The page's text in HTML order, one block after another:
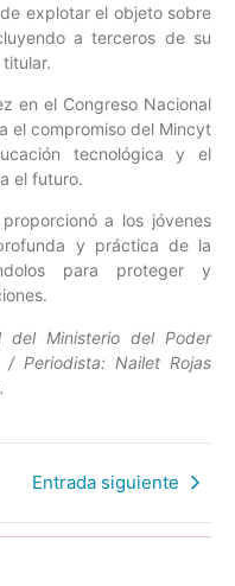
explotar el objeto sobre
a terceros de su
en el Congreso Nacional
el compromiso del Mincyt
tecnológica y el
el futuro.
a los jóvenes
y práctica de la
para proteger y
del Ministerio del Poder
Periodista: Nailet Rojas
Entrada siguiente